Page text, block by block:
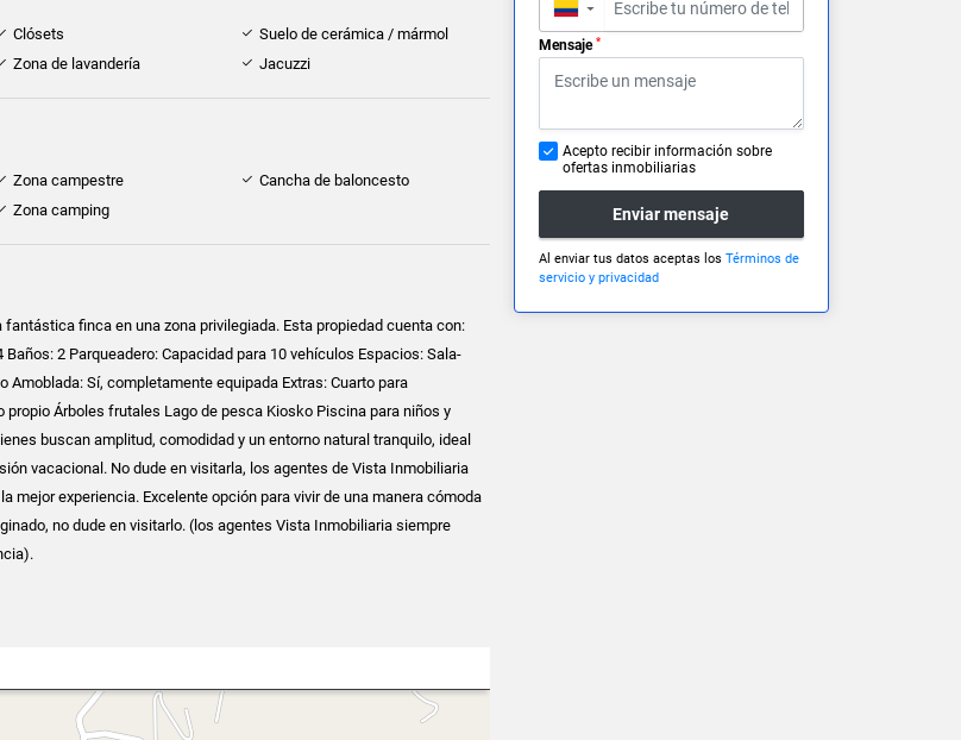
Clósets
Suelo de cerámica / mármol
Zona de lavandería Jacuzzi
Zona campestre
Cancha de baloncesto
Zona camping
finca en una zona privilegiada. Esta propiedad cuenta con:
2 Parqueadero: Capacidad para 10 vehículos Espacios: Sala-
Amoblada: Sí, completamente equipada Extras: Cuarto para
propio Árboles frutales Lago de pesca Kiosko Piscina para niños y
buscan amplitud, comodidad y un entorno natural tranquilo, ideal
vacacional. No dude en visitarla, los agentes de Vista Inmobiliaria
mejor experiencia. Excelente opción para vivir de una manera cómoda
no dude en visitarlo. (los agentes Vista Inmobiliaria siempre
▼
Mensaje *
Acepto recibir información sobre
ofertas inmobiliarias
Enviar mensaje
Al enviar tus datos aceptas los Términos de
servicio y privacidad